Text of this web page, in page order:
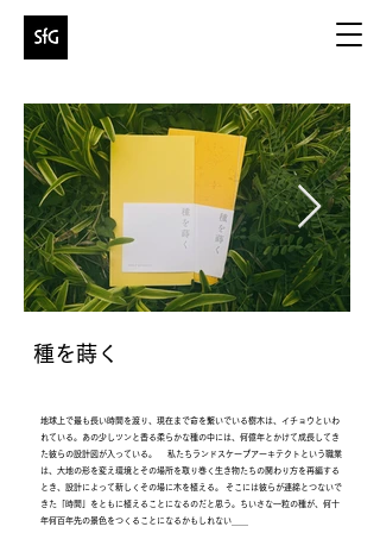
種を蒔く
地球上で最も長い時間を渡り、現在まで命を繋いでいる樹木は、イチョウといわ
れている。あの少しツンと香る柔らかな種の中には、何億年とかけて成長してき
た彼らの設計図が入っている。 私たちランドスケープアーキテクトという職業
は、大地の形を変え環境とその場所を取り巻く生き物たちの関わり方を再編する
とき、設計によって新しくその場に木を植える。 そこには彼らが連綿とつないで
きた「時間」をともに植えることになるのだと思う。ちいさな一粒の種が、何十
年何百年先の景色をつくることになるかもしれない＿＿